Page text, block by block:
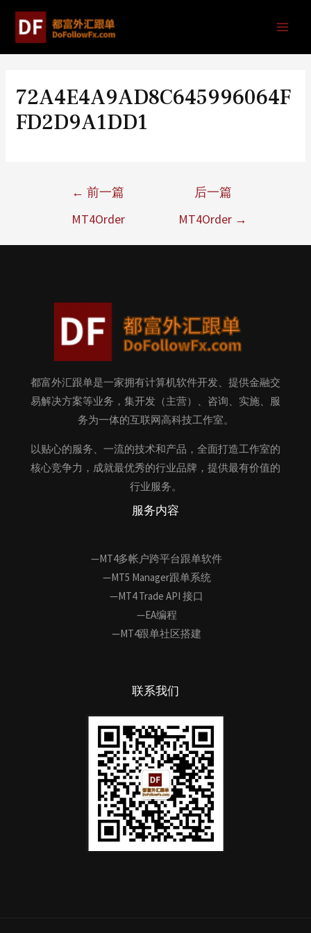
72A4E4A9AD8C645996064F
FD2D9A1DD1
← 前一篇
MT4Order
后一篇
MT4Order →
都富外汇跟单是一家拥有计算机软件开发、提供金融交
易解决方案等业务，集开发（主营）、咨询、实施、服
务为一体的互联网高科技工作室。
以贴心的服务、一流的技术和产品，全面打造工作室的
核心竞争力，成就最优秀的行业品牌，提供最有价值的
行业服务。
服务内容
—MT4多帐户跨平台跟单软件
—MT5 Manager跟单系统
—MT4 Trade API 接口
—EA编程
—MT4跟单社区搭建
联系我们